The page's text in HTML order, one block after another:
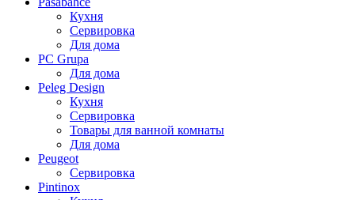
Кухня
Сервировка
Для дома
PC Grupa
Для дома
Peleg Design
Кухня
Сервировка
Товары для ванной комнаты
Для дома
Peugeot
Сервировка
Pintinox